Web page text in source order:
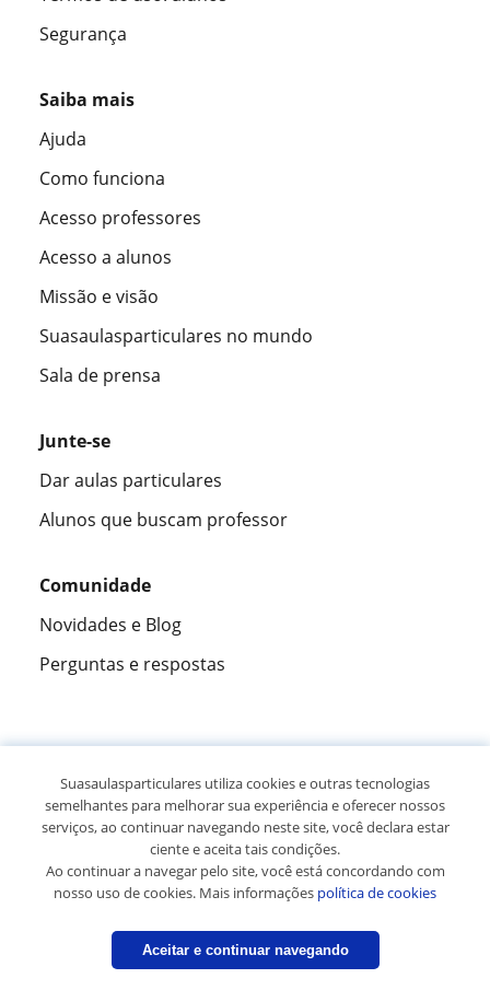
Segurança
Saiba mais
Ajuda
Como funciona
Acesso professores
Acesso a alunos
Missão e visão
Suasaulasparticulares no mundo
Sala de prensa
Junte-se
Dar aulas particulares
Alunos que buscam professor
Comunidade
Novidades e Blog
Perguntas e respostas
305915opiniões de alunos
© 2007 - 2026 Suas aulas particulares
Mapa do site:Professores particulares
Suasaulasparticulares utiliza cookies e outras tecnologias
semelhantes para melhorar sua experiência e oferecer nossos
serviços, ao continuar navegando neste site, você declara estar
ciente e aceita tais condições.
Ao continuar a navegar pelo site, você está concordando com
nosso uso de cookies. Mais informações política de cookies
Aceitar e continuar navegando